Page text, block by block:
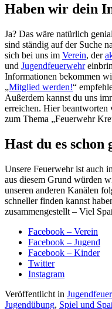
Haben wir dein
Ja? Das wäre natürlich
sind ständig auf der Suche
sich bei uns im Verein, der
und Jugendfeuerwehr
Informationen bekommen
„Mitglied werden!“
Außerdem kannst du uns
erreichen. Hier beantworten
zum Thema „Feuerwehr
Hast du es schon
Unsere Feuerwehr ist auch
aus diesem Grund würden
unseren anderen Kanälen
schneller finden kannst
zusammengestellt – Viel
Facebook – Verein
Facebook – Jugend
Facebook – Kinder
Twitter
Instagram
Veröffentlicht in
Jugendübung, Spiel und